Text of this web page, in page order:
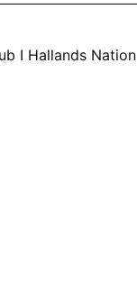
I Hallands Nation